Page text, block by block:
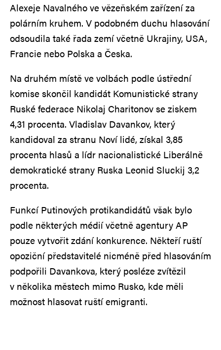
Alexeje Navalného ve vězeňském zařízení za
polárním kruhem. V podobném duchu hlasování
odsoudila také řada zemí včetně Ukrajiny, USA,
Francie nebo Polska a Česka.
Na druhém místě ve volbách podle ústřední
komise skončil kandidát Komunistické strany
Ruské federace Nikolaj Charitonov se ziskem
4,31 procenta. Vladislav Davankov, který
kandidoval za stranu Noví lidé, získal 3,85
procenta hlasů a lídr nacionalistické Liberálně
demokratické strany Ruska Leonid Sluckij 3,2
procenta.
Funkcí Putinových protikandidátů však bylo
podle některých médií včetně agentury AP
pouze vytvořit zdání konkurence. Někteří ruští
opoziční představitelé nicméně před hlasováním
podpořili Davankova, který posléze zvítězil
v několika městech mimo Rusko, kde měli
možnost hlasovat ruští emigranti.